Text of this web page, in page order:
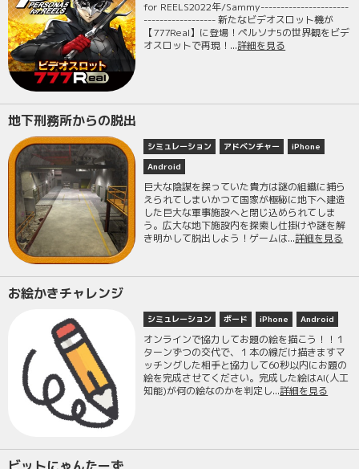
for REELS2022年/Sammy----------------------
------------------ 新たなビデオスロット機が
【777Real】に登場！ペルソナ5の世界観をビデ
オスロットで再現！...詳細を見る
地下刑務所からの脱出
シミュレーション アドベンチャー
iPhone
Android
巨大な陰謀を探っていた貴方は謎の組織に捕ら
えられてしまいかつて国家が極秘に地下へ建造
した巨大な軍事施設へと閉じ込められてしま
う。広大な地下施設内を探索し仕掛けや謎を解
き明かして脱出しよう！ゲームは...詳細を見る
お絵かきチャレンジ
シミュレーション ボード iPhone Android
オンラインで協力してお題の絵を描こう！！１
ターンずつの交代で、１本の線だけ描きますマ
ッチングした相手と協力して60秒以内にお題の
絵を完成させてください。完成した絵はAI(人工
知能)が何の絵なのかを判定し...詳細を見る